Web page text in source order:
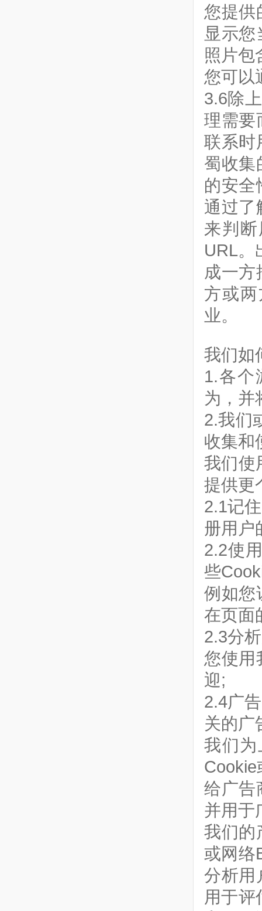
您提供
显示
照片包
您可以
3.6除
理需要
联系时
蜀收集
的安全
通过了
来判
URL。
成一
方或
业。
我们如
1.各个
为，并
2.我们
收集和
我们使
提供更
2.1记
册用户
2.2使
些
例如您
在页面
2.3分
您使用
迎;
2.4广
关的广
我们为
给广告
并用于
我们的
或网络
分析用
用于评